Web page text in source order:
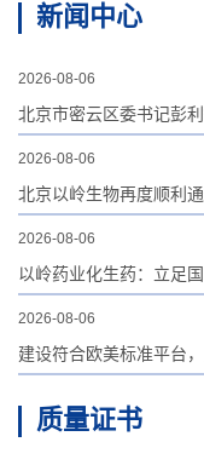
新闻中心
2026-08-06
北京市密云区委书记彭
2026-08-06
北京以岭生物再度顺利
2026-08-06
以岭药业化生药：立足
2026-08-06
建设符合欧美标准平台
质量证书